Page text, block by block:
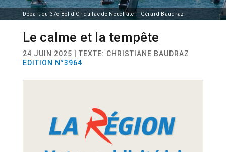
Départ du 37e Bol d’Or du lac de Neuchâtel. Gérard Baudraz
Le calme et la tempête
24 JUIN 2025 | TEXTE: CHRISTIANE BAUDRAZ
EDITION N°3964